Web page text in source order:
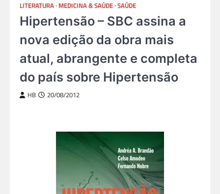
LITERATURA MEDICINA & SAÚDE SAÚDE
Hipertensão – SBC assina a
nova edição da obra mais
atual, abrangente e completa
do país sobre Hipertensão
HB 20/08/2012